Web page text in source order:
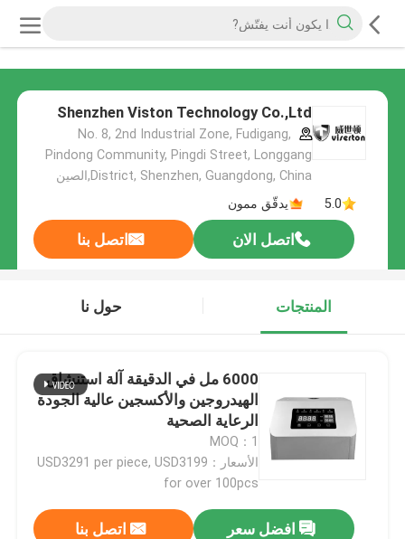
Shenzhen Viston Technology Co.,Ltd
No. 8, 2nd Industrial Zone, Fudigang,
Pindong Community, Pingdi Street, Longgang
District, Shenzhen, Guangdong, China,الصين
5.0
يدقّق ممون
اتصل الان اتصل بنا
المنتجات حول نا
6000 مل في الدقيقة آلة استنشاق
الهيدروجين والأكسجين عالية الجودة
الرعاية الصحية
MOQ：1
الأسعار：USD3291 per piece, USD3199
for over 100pcs
افضل سعر اتصل بنا